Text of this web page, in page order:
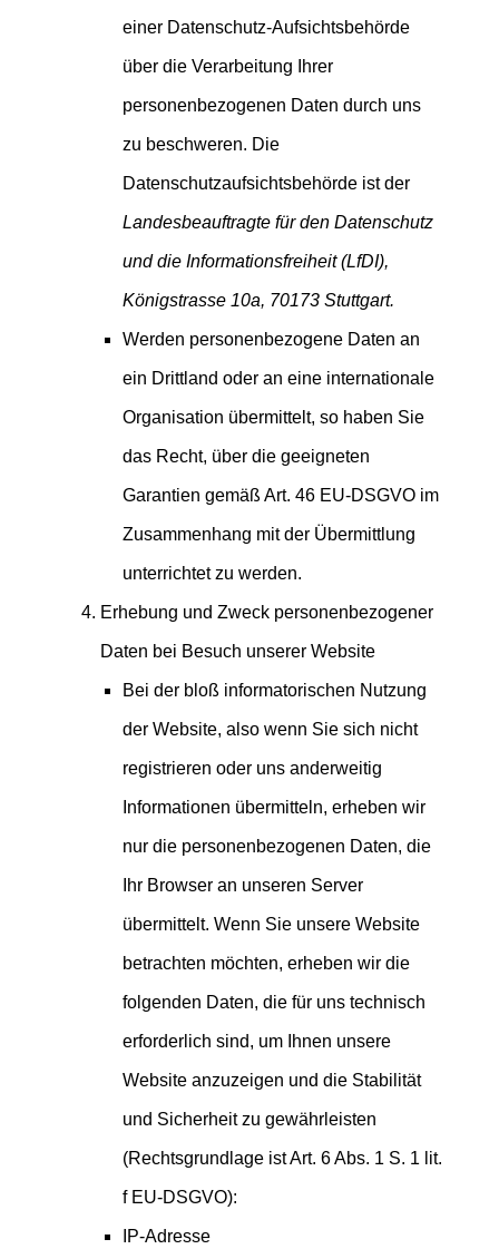
einer Datenschutz-Aufsichtsbehörde
über die Verarbeitung Ihrer
personenbezogenen Daten durch uns
zu beschweren. Die
Datenschutzaufsichtsbehörde ist der
Landesbeauftragte für den Datenschutz
und die Informationsfreiheit (LfDI),
Königstrasse 10a, 70173 Stuttgart.
Werden personenbezogene Daten an
ein Drittland oder an eine internationale
Organisation übermittelt, so haben Sie
das Recht, über die geeigneten
Garantien gemäß Art. 46 EU-DSGVO im
Zusammenhang mit der Übermittlung
unterrichtet zu werden.
Erhebung und Zweck personenbezogener
Daten bei Besuch unserer Website
Bei der bloß informatorischen Nutzung
der Website, also wenn Sie sich nicht
registrieren oder uns anderweitig
Informationen übermitteln, erheben wir
nur die personenbezogenen Daten, die
Ihr Browser an unseren Server
übermittelt. Wenn Sie unsere Website
betrachten möchten, erheben wir die
folgenden Daten, die für uns technisch
erforderlich sind, um Ihnen unsere
Website anzuzeigen und die Stabilität
und Sicherheit zu gewährleisten
(Rechtsgrundlage ist Art. 6 Abs. 1 S. 1 lit.
f EU-DSGVO):
IP-Adresse